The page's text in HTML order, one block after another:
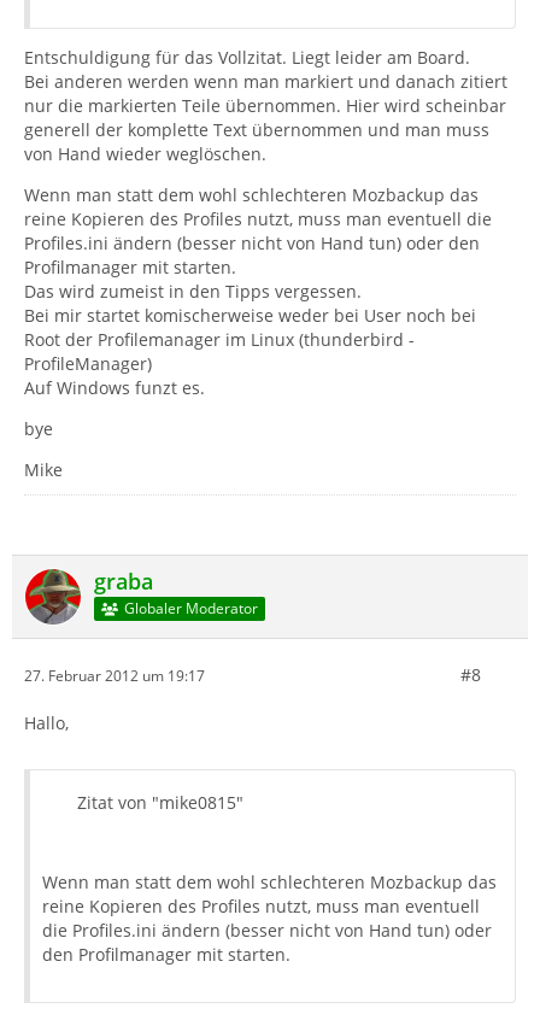
Entschuldigung für das Vollzitat. Liegt leider am Board.
Bei anderen werden wenn man markiert und danach zitiert
nur die markierten Teile übernommen. Hier wird scheinbar
generell der komplette Text übernommen und man muss
von Hand wieder weglöschen.
Wenn man statt dem wohl schlechteren Mozbackup das
reine Kopieren des Profiles nutzt, muss man eventuell die
Profiles.ini ändern (besser nicht von Hand tun) oder den
Profilmanager mit starten.
Das wird zumeist in den Tipps vergessen.
Bei mir startet komischerweise weder bei User noch bei
Root der Profilemanager im Linux (thunderbird -
ProfileManager)
Auf Windows funzt es.
bye
Mike
graba
Globaler Moderator
27. Februar 2012 um 19:17 #8
Hallo,
Zitat von "mike0815"
Wenn man statt dem wohl schlechteren Mozbackup das
reine Kopieren des Profiles nutzt, muss man eventuell
die Profiles.ini ändern (besser nicht von Hand tun) oder
den Profilmanager mit starten.